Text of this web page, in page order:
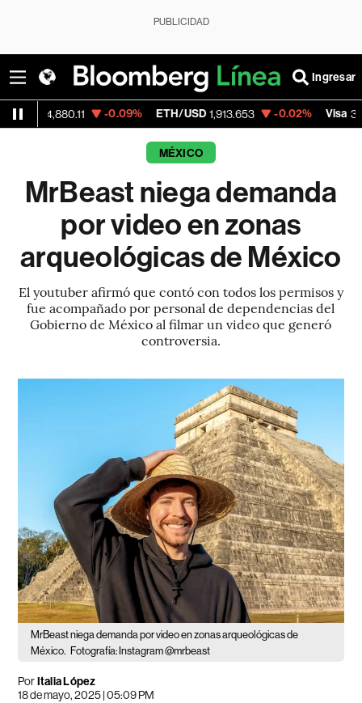
PUBLICIDAD
Ingresar
-0.09% ETH/USD 1,913.653 -0.02% Visa 362.50
MÉXICO
MrBeast niega demanda
por video en zonas
arqueológicas de México
El youtuber afirmó que contó con todos los permisos y
fue acompañado por personal de dependencias del
Gobierno de México al filmar un video que generó
controversia.
MrBeast niega demanda por video en zonas arqueológicas de
México. Fotografía: Instagram @mrbeast
PorItalia López
18 de mayo, 2025 | 05:09 PM